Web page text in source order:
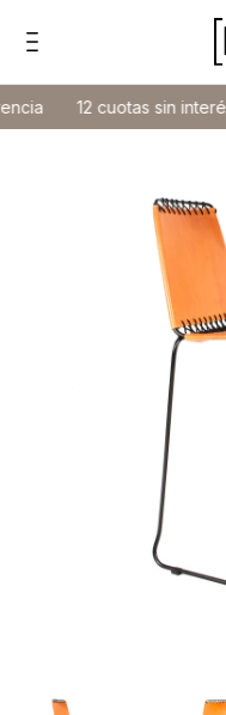
12 cuotas sin interés